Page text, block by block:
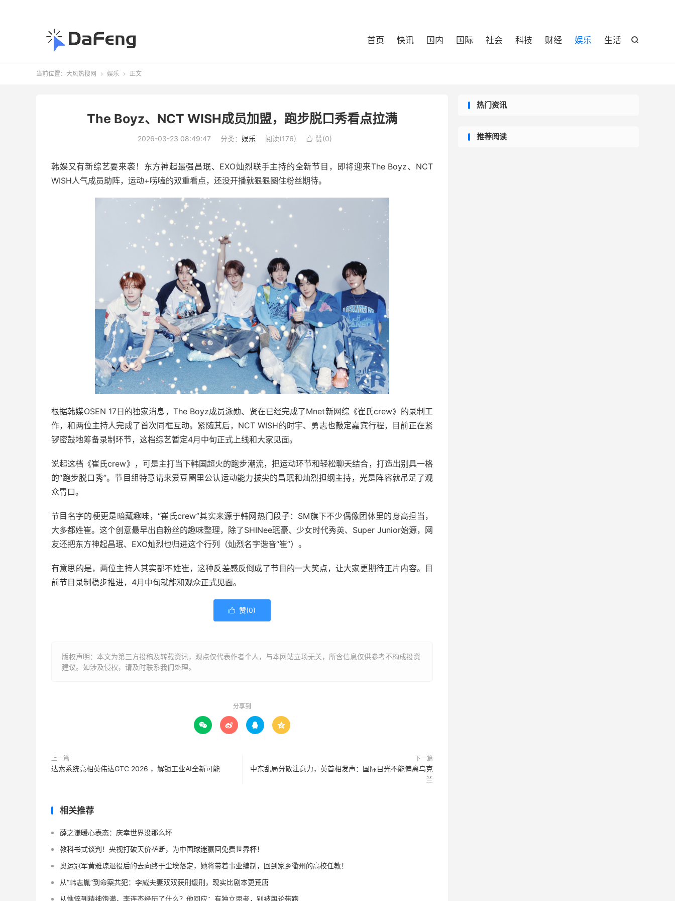

首页 快讯 国内 国际 社会 科技 财经 娱乐 生活
当前位置： 大风热搜网  娱乐  正文
The Boyz、NCT WISH成员加盟，跑步脱口秀看点拉满
2026-03-23 08:49:47 分类： 娱乐 阅读(176)  赞(0)
韩娱又有新综艺要来袭！东方神起最强昌珉、EXO灿烈联手主持的全新节目，即将迎来The Boyz、NCT
WISH人气成员助阵，运动+唠嗑的双重看点，还没开播就狠狠圈住粉丝期待。
根据韩媒OSEN 17日的独家消息，The Boyz成员泳勋、贤在已经完成了Mnet新网综《崔氏crew》的录制工
作，和两位主持人完成了首次同框互动。紧随其后，NCT WISH的时宇、勇志也敲定嘉宾行程，目前正在紧
锣密鼓地筹备录制环节，这档综艺暂定4月中旬正式上线和大家见面。
说起这档《崔氏crew》，可是主打当下韩国超火的跑步潮流，把运动环节和轻松聊天结合，打造出别具一格
的“跑步脱口秀”。节目组特意请来爱豆圈里公认运动能力拔尖的昌珉和灿烈担纲主持，光是阵容就吊足了观
众胃口。
节目名字的梗更是暗藏趣味，“崔氏crew”其实来源于韩网热门段子：SM旗下不少偶像团体里的身高担当，
大多都姓崔。这个创意最早出自粉丝的趣味整理，除了SHINee珉豪、少女时代秀英、Super Junior始源，网
友还把东方神起昌珉、EXO灿烈也归进这个行列（灿烈名字谐音“崔”）。
有意思的是，两位主持人其实都不姓崔，这种反差感反倒成了节目的一大笑点，让大家更期待正片内容。目
前节目录制稳步推进，4月中旬就能和观众正式见面。
 赞(0)
版权声明：本文为第三方投稿及转载资讯，观点仅代表作者个人，与本网站立场无关，所含信息仅供参考不构成投资
建议。如涉及侵权，请及时联系我们处理。
分享到
   
上一篇
达索系统亮相英伟达GTC 2026 ，解锁工业AI全新可能
下一篇
中东乱局分散注意力，英首相发声：国际目光不能偏离乌克
兰
相关推荐
薛之谦暖心表态：庆幸世界没那么坏
教科书式谈判！央视打破天价垄断，为中国球迷赢回免费世界杯！
奥运冠军黄雅琼退役后的去向终于尘埃落定，她将带着事业编制，回到家乡衢州的高校任教！
从“韩志胤”到命案共犯：李威夫妻双双获刑缓刑，现实比剧本更荒唐
从憔悴到精神饱满，李连杰经历了什么？他回应：有独立思考，别被舆论带跑
热门资讯
推荐阅读